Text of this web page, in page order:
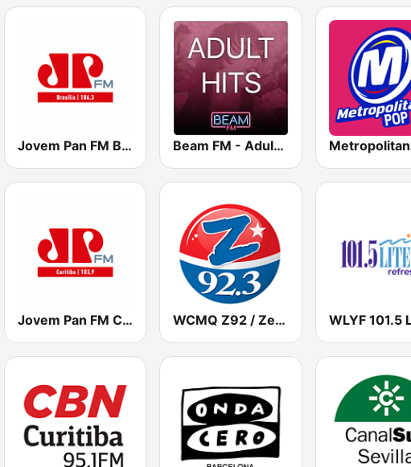
Jovem Pan FM Brasília Beam FM - Adult Hits
Jovem Pan FM Curitiba WCMQ Z92 / Zeta 92.3